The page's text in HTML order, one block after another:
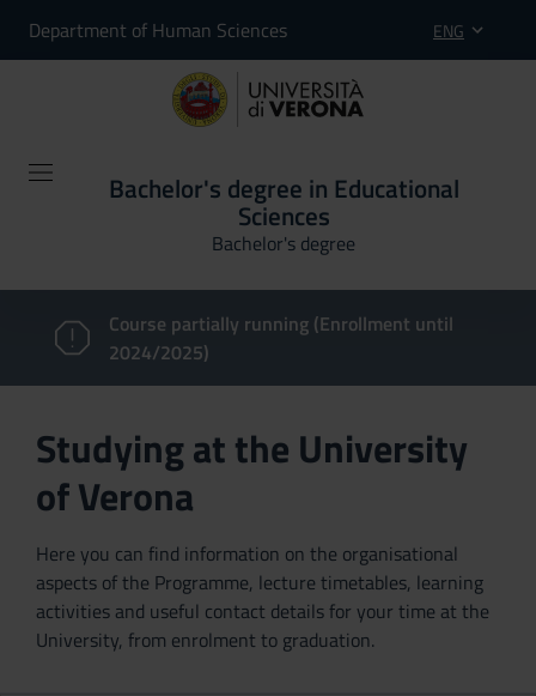
Department of Human Sciences ENG
Bachelor's degree in Educational
Sciences
Bachelor's degree
Course partially running (Enrollment until
2024/2025)
Studying at the University
of Verona
Here you can find information on the organisational
aspects of the Programme, lecture timetables, learning
activities and useful contact details for your time at the
University, from enrolment to graduation.